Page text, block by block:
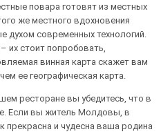
повара готовят из местных
же местного вдохновения
духом современных технологий.
их стоит попробовать,
винная карта скажет вам
ее географическая карта.
ресторане вы убедитесь, что в
Если вы житель Молдовы, в
прекрасна и чудесна ваша родина